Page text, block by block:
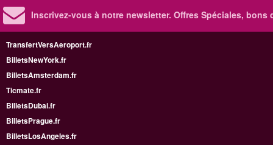
Inscrivez-vous à notre newsletter. Offres Spéciales, bons
TransfertVersAeroport.fr
BilletsNewYork.fr
BilletsAmsterdam.fr
Ticmate.fr
BilletsDubai.fr
BilletsPrague.fr
BilletsLosAngeles.fr